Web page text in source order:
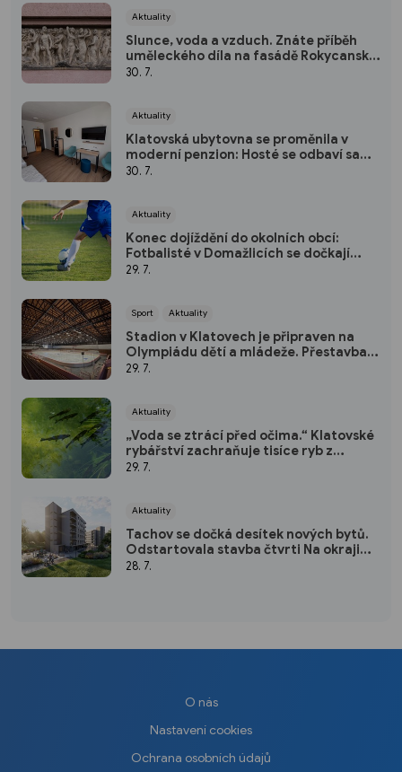
Aktuality
Slunce, voda a vzduch. Znáte příběh
uměleckého díla na fasádě Rokycanské
nemocnice?
30. 7.
Aktuality
Klatovská ubytovna se proměnila v
moderní penzion: Hosté se odbaví sami
pomocí kódu
30. 7.
Aktuality
Konec dojíždění do okolních obcí:
Fotbalisté v Domažlicích se dočkají
nového hřiště
29. 7.
Sport Aktuality
Stadion v Klatovech je připraven na
Olympiádu dětí a mládeže. Přestavba
vyšla na 50 milionů
29. 7.
Aktuality
„Voda se ztrácí před očima.“ Klatovské
rybářství zachraňuje tisíce ryb z
vysychajících rybníků
29. 7.
Aktuality
Tachov se dočká desítek nových bytů.
Odstartovala stavba čtvrti Na okraji
Tachov
28. 7.
O nás
Nastavení cookies
Ochrana osobních údajů